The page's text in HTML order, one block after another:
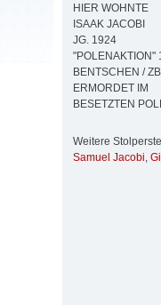
HIER WOHNTE
ISAAK JACOBI
JG. 1924
"POLENAKTION"
BENTSCHEN /
ERMORDET IM
BESETZTEN
Weitere
Samuel Jacobi,